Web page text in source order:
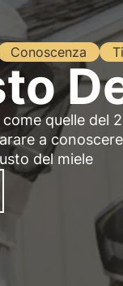
Conoscenza
quelle del
a
del miele